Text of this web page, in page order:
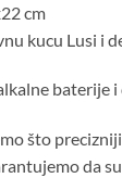
cm
kucu Lusi i
baterije
što
da